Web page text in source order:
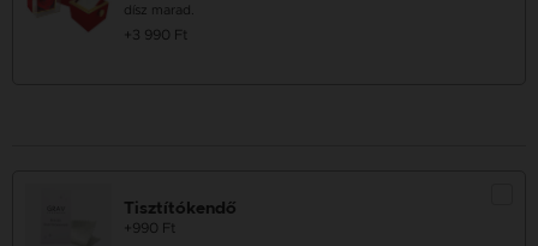
dísz marad.
+3 990 Ft
Tisztítókendő
+990 Ft